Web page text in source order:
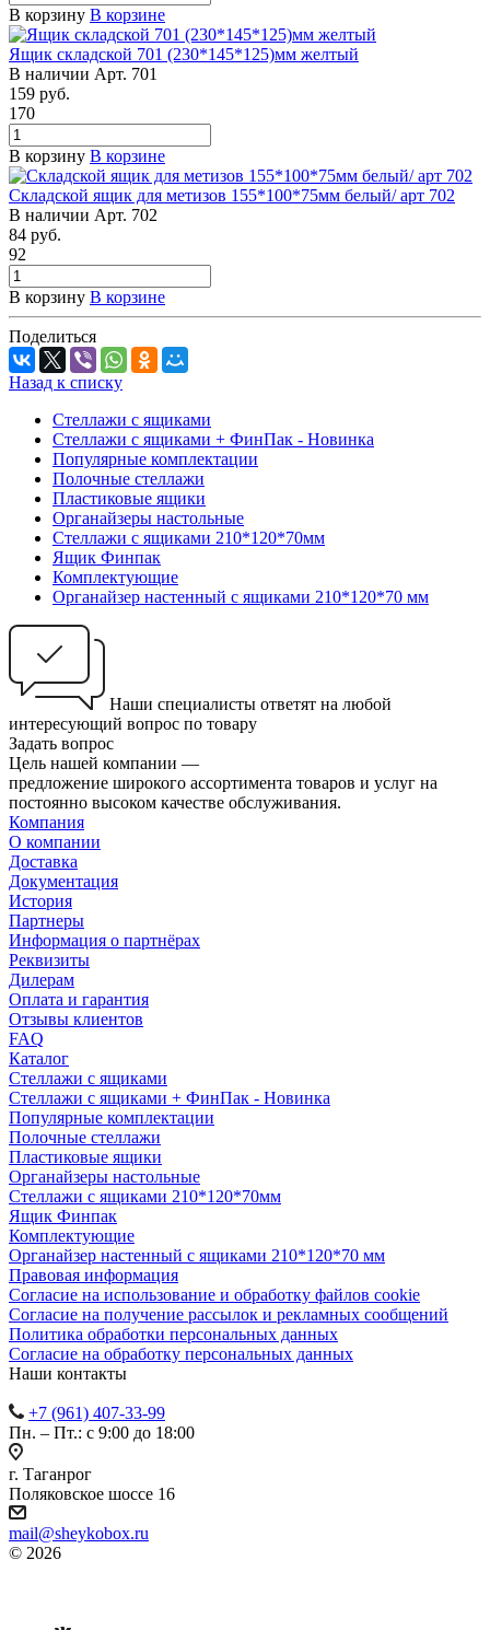
В корзину В корзине
Ящик складской 701 (230*145*125)мм желтый
В наличии Арт. 701
159 руб.
170
В корзину В корзине
Складской ящик для метизов 155*100*75мм белый/ арт 702
В наличии Арт. 702
84 руб.
92
В корзину В корзине
Поделиться
Назад к списку
Стеллажи с ящиками
Стеллажи с ящиками + ФинПак - Новинка
Популярные комплектации
Полочные стеллажи
Пластиковые ящики
Органайзеры настольные
Стеллажи с ящиками 210*120*70мм
Ящик Финпак
Комплектующие
Органайзер настенный с ящиками 210*120*70 мм
Наши специалисты ответят на любой
интересующий вопрос по товару
Задать вопрос
Цель нашей компании —
предложение широкого ассортимента товаров и услуг на
постоянно высоком качестве обслуживания.
Компания
О компании
Доставка
Документация
История
Партнеры
Информация о партнёрах
Реквизиты
Дилерам
Оплата и гарантия
Отзывы клиентов
FAQ
Каталог
Стеллажи с ящиками
Стеллажи с ящиками + ФинПак - Новинка
Популярные комплектации
Полочные стеллажи
Пластиковые ящики
Органайзеры настольные
Стеллажи с ящиками 210*120*70мм
Ящик Финпак
Комплектующие
Органайзер настенный с ящиками 210*120*70 мм
Правовая информация
Согласие на использование и обработку файлов cookie
Согласие на получение рассылок и рекламных сообщений
Политика обработки персональных данных
Согласие на обработку персональных данных
Наши контакты
+7 (961) 407-33-99
Пн. – Пт.: с 9:00 до 18:00
г. Таганрог
Поляковское шоссе 16
mail@sheykobox.ru
© 2026